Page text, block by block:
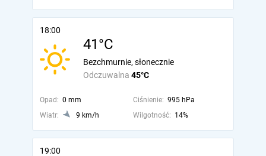
18:00
41°C
Odczuwalna 45°C
Bezchmurnie, słonecznie
Opad: 0 mm Ciśnienie: 995 hPa
Wiatr:
9 km/h Wilgotność: 14%
19:00